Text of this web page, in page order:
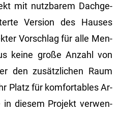
mit nutz­ba­rem Dach­ge­
Ver­si­on des Hau­ses
Vor­schlag für alle Men­
keine große An­zahl von
den zu­sätz­li­chen Raum
Platz für kom­for­ta­bles Ar­
in die­sem Pro­jekt ver­wen­